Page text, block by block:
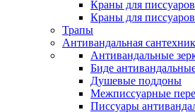
Краны для
Краны для
Трапы
Антивандальная
Антивандальные
Биде
Душевые поддоны
Межписсуарные
Писсуары